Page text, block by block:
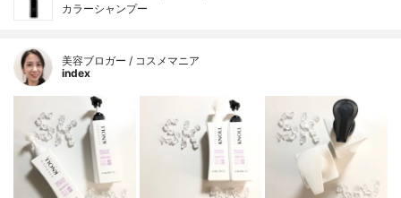
カラーシャンプー
美容ブロガー / コスメマニア
index